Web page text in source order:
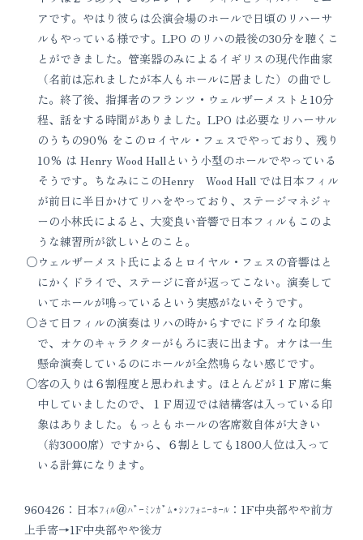
アです。やはり彼らは公演会場のホールで日頃のリハーサ
ルもやっている様です。LPO のリハの最後の30分を聴くこ
とができました。管楽器のみによるイギリスの現代作曲家
（名前は忘れましたが本人もホールに居ました）の曲でし
た。終了後、指揮者のフランツ・ウェルザーメストと10分
程、話をする時間がありました。LPO は必要なリハーサル
のうちの90% をこのロイヤル・フェスでやっており、残り
10% は Henry Wood Hallという小型のホールでやっている
そうです。ちなみにこのHenry Wood Hall では日本フィル
が前日に半日かけてリハをやっており、ステージマネジャ
ーの小林氏によると、大変良い音響で日本フィルもこのよ
うな練習所が欲しいとのこと。
ウェルザーメスト氏によるとロイヤル・フェスの音響はと
にかくドライで、ステージに音が返ってこない。演奏して
いてホールが鳴っているという実感がないそうです。
さて日フィルの演奏はリハの時からすでにドライな印象
で、オケのキャラクターがもろに表に出ます。オケは一生
懸命演奏しているのにホールが全然鳴らない感じです。
客の入りは６割程度と思われます。ほとんどが１Ｆ席に集
中していましたので、１Ｆ周辺では結構客は入っている印
象はありました。もっともホールの客席数自体が大きい
（約3000席）ですから、６割としても1800人位は入って
いる計算になります。
960426：日本ﾌｨﾙ＠ﾊﾞｰﾐﾝｶﾞﾑ･ｼﾝﾌｫﾆｰﾎｰﾙ：1F中央部やや前方
上手寄→1F中央部やや後方